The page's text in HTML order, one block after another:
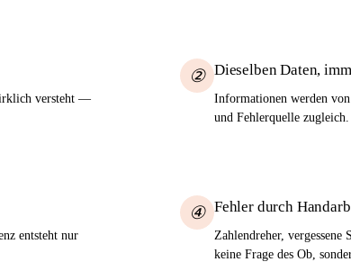
versteht —
② Dieselben Daten,
Informationen werden
und Fehlerquelle zugleich.
entsteht nur
④ Fehler durch
Zahlendreher,
keine Frage des Ob,